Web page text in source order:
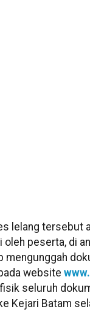
lelang tersebut
oleh peserta, di
mengunggah
website
seluruh
Kejari Batam